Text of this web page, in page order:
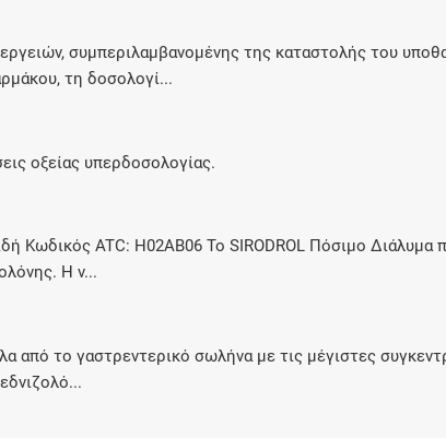
συμπεριλαμβανομένης της καταστολής του
τη δοσολογί...
οξείας υπερδοσολογίας.
Κωδικός ATC: Η02ΑΒ06 Το SIRODROL Πόσιμο Διάλυμα
Η ν...
το γαστρεντερικό σωλήνα με τις μέγιστες